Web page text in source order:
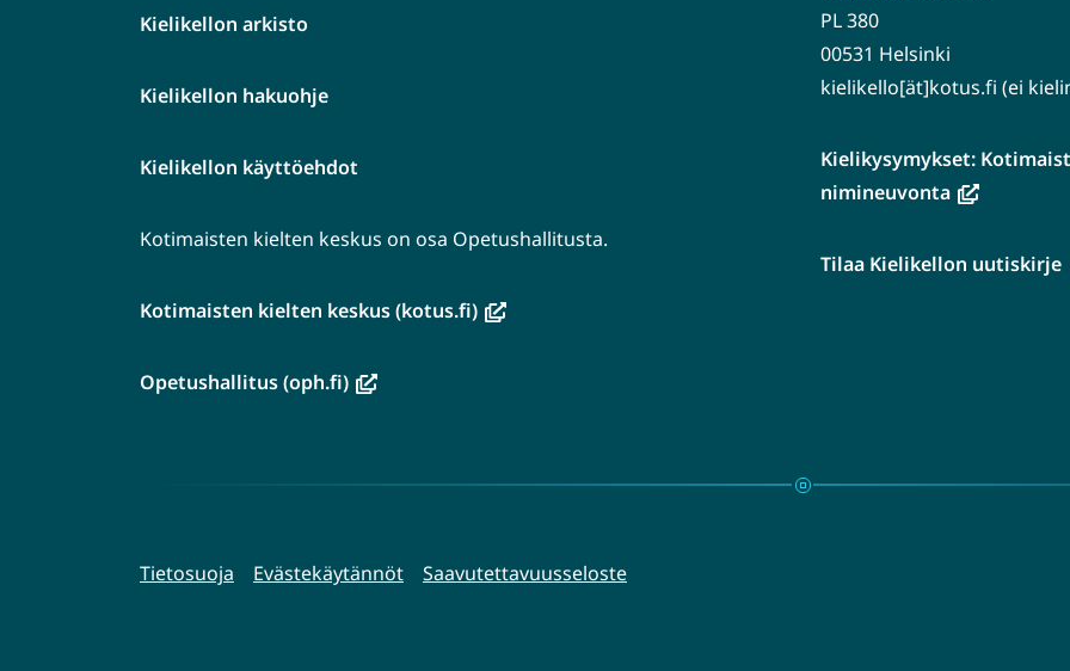
Kielikellon arkisto
Kielikellon hakuohje
Kielikellon käyttöehdot
Kotimaisten kielten keskus on osa Opetushallitusta.
Kotimaisten kielten keskus (kotus.fi)(avautuu
Opetushallitus (oph.fi)(avautuu
siirryt
PL 380
00531 Helsinki
kielikello[ät]kotus.fi (ei
Kielikysymykset:
nimineuvonta(avautuu
ikkunaan,
Tilaa Kielikellon uutiskirje
Tietosuoja Evästekäytännöt Saavutettavuusseloste